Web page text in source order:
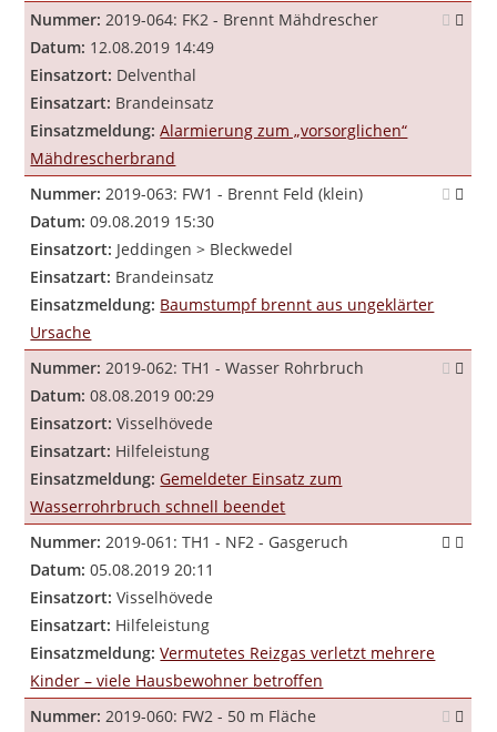
Nummer: 2019-064: FK2 - Brennt Mähdrescher
Datum: 12.08.2019 14:49
Einsatzort: Delventhal
Einsatzart: Brandeinsatz
Einsatzmeldung: Alarmierung zum „vorsorglichen“
Mähdrescherbrand
Nummer: 2019-063: FW1 - Brennt Feld (klein)
Datum: 09.08.2019 15:30
Einsatzort: Jeddingen > Bleckwedel
Einsatzart: Brandeinsatz
Einsatzmeldung: Baumstumpf brennt aus ungeklärter
Ursache
Nummer: 2019-062: TH1 - Wasser Rohrbruch
Datum: 08.08.2019 00:29
Einsatzort: Visselhövede
Einsatzart: Hilfeleistung
Einsatzmeldung: Gemeldeter Einsatz zum
Wasserrohrbruch schnell beendet
Nummer: 2019-061: TH1 - NF2 - Gasgeruch
Datum: 05.08.2019 20:11
Einsatzort: Visselhövede
Einsatzart: Hilfeleistung
Einsatzmeldung: Vermutetes Reizgas verletzt mehrere
Kinder – viele Hausbewohner betroffen
Nummer: 2019-060: FW2 - 50 m Fläche